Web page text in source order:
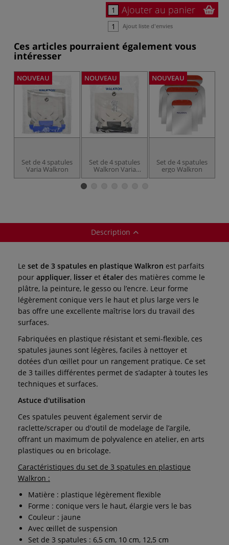
Ajouter au panier
Ajout liste d'envies
Ces articles pourraient également vous
intéresser
NOUVEAU
Set de 4 spatules
Varia Walkron
NOUVEAU
Set de 4 spatules
Walkron Varia
inoxydable
NOUVEAU
Set de 4 spatules
ergo Walkron
Description
Le set de 3 spatules en plastique Walkron est parfaits
pour appliquer, lisser et étaler des matières comme le
plâtre, la peinture, le gesso ou l’encre. Leur forme
légèrement conique vers le haut et plus large vers le
bas offre une excellente maîtrise lors du travail des
surfaces.
Fabriquées en plastique résistant et semi-flexible, ces
spatules jaunes sont légères, faciles à nettoyer et
dotées d’un œillet pour un rangement pratique. Ce set
de 3 tailles différentes permet de s’adapter à toutes les
techniques et surfaces.
Astuce d'utilisation
Ces spatules peuvent également servir de
raclette/scraper ou d'outil de modelage de l’argile,
offrant un maximum de polyvalence en atelier, en arts
plastiques ou en bricolage.
Caractéristiques du set de 3 spatules en plastique
Walkron :
Matière : plastique légèrement flexible
Forme : conique vers le haut, élargie vers le bas
Couleur : jaune
Avec œillet de suspension
Set de 3 spatules : 6,5 cm, 10 cm, 12,5 cm